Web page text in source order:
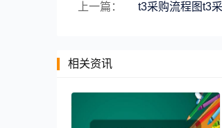
上一篇： t3采购流程图t3
相关资讯